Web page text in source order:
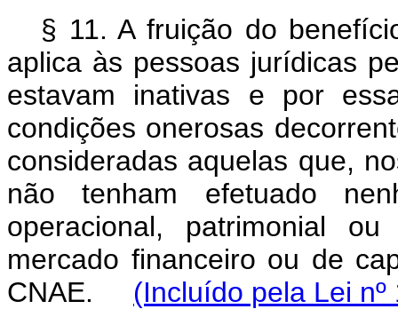
§ 11. A fruição do
aplica às pessoas jurídicas
estavam inativas e por
condições onerosas
consideradas aquelas que,
não tenham efetuado
operacional, patrimonial
mercado financeiro ou de
CNAE. (Incluído pela Lei